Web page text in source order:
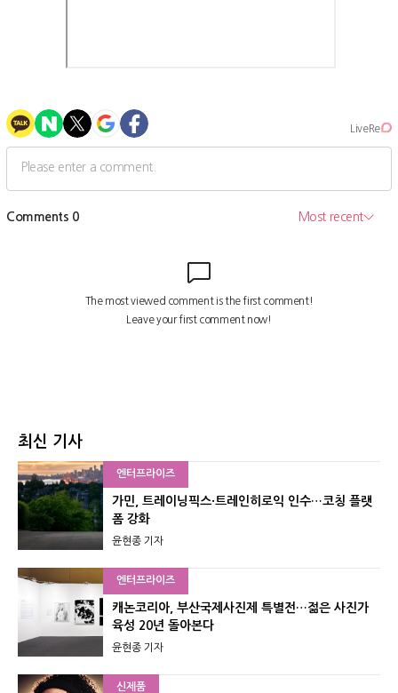
최신 기사
엔터프라이즈
가민, 트레이닝픽스·트레인히로익 인수…코칭 플랫
폼 강화
윤현종 기자
엔터프라이즈
캐논코리아, 부산국제사진제 특별전…젊은 사진가
육성 20년 돌아본다
윤현종 기자
신제품